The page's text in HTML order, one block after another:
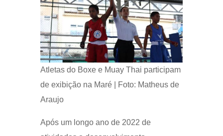
Atletas do Boxe e Muay Thai participam
de exibição na Maré | Foto: Matheus de
Araujo
Após um longo ano de 2022 de